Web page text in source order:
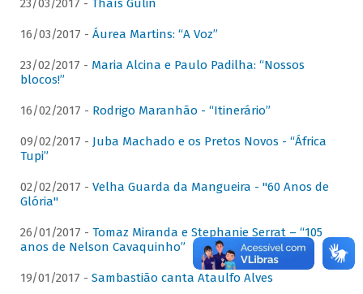
23/03/2017 - Thaís Gulin
16/03/2017 - Áurea Martins: “A Voz”
23/02/2017 - Maria Alcina e Paulo Padilha: “Nossos
blocos!”
16/02/2017 - Rodrigo Maranhão - “Itinerário”
09/02/2017 - Juba Machado e os Pretos Novos - “África
Tupi”
02/02/2017 - Velha Guarda da Mangueira - "60 Anos de
Glória"
26/01/2017 - Tomaz Miranda e Stephanie Serrat – “105
anos de Nelson Cavaquinho”
19/01/2017 - Sambastião canta Ataulfo Alves